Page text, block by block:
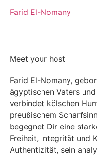
Farid El-Nomany
Meet your host
Farid El-Nomany,
ägyptischen Vaters
verbindet kölschen
preußischem
begegnet Dir eine
Freiheit, Integrität und
Authentizität, sein